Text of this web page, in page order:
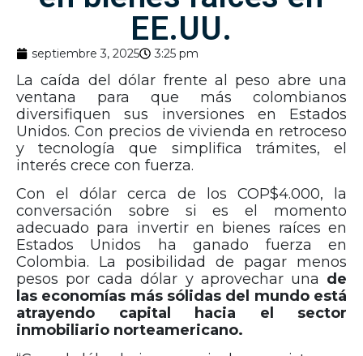
EE.UU.
septiembre 3, 2025 3:25 pm
La caída del dólar frente al peso abre una
ventana para que más colombianos
diversifiquen sus inversiones en Estados
Unidos. Con precios de vivienda en retroceso
y tecnología que simplifica trámites, el
interés crece con fuerza.
Con el dólar cerca de los COP$4.000, la
conversación sobre si es el momento
adecuado para invertir en bienes raíces en
Estados Unidos ha ganado fuerza en
Colombia. La posibilidad de pagar menos
pesos por cada dólar y aprovechar una de
las economías más sólidas del mundo está
atrayendo capital hacia el sector
inmobiliario norteamericano.